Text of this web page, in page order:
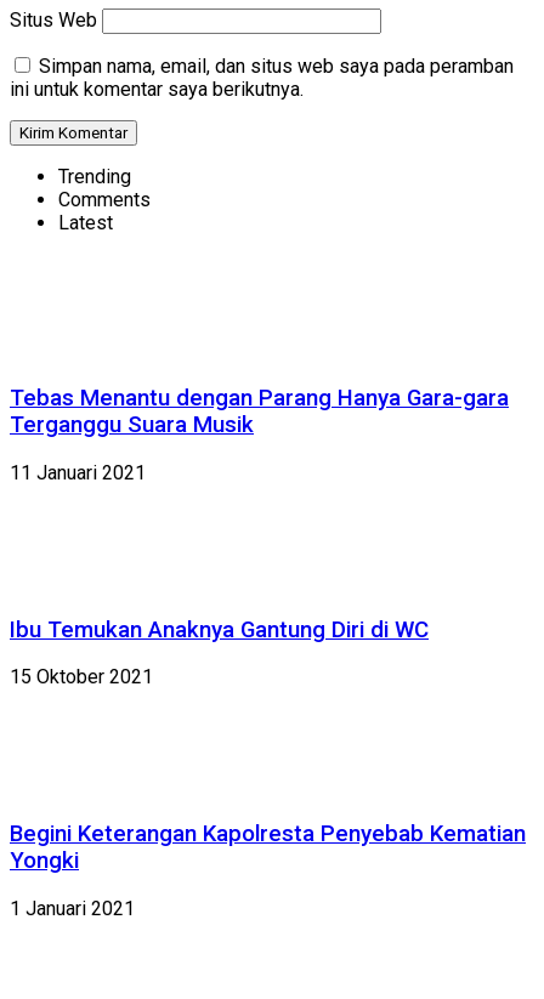
Situs Web
Simpan nama, email, dan situs web saya pada peramban
ini untuk komentar saya berikutnya.
Trending
Comments
Latest
Tebas Menantu dengan Parang Hanya Gara-gara
Terganggu Suara Musik
11 Januari 2021
Ibu Temukan Anaknya Gantung Diri di WC
15 Oktober 2021
Begini Keterangan Kapolresta Penyebab Kematian
Yongki
1 Januari 2021